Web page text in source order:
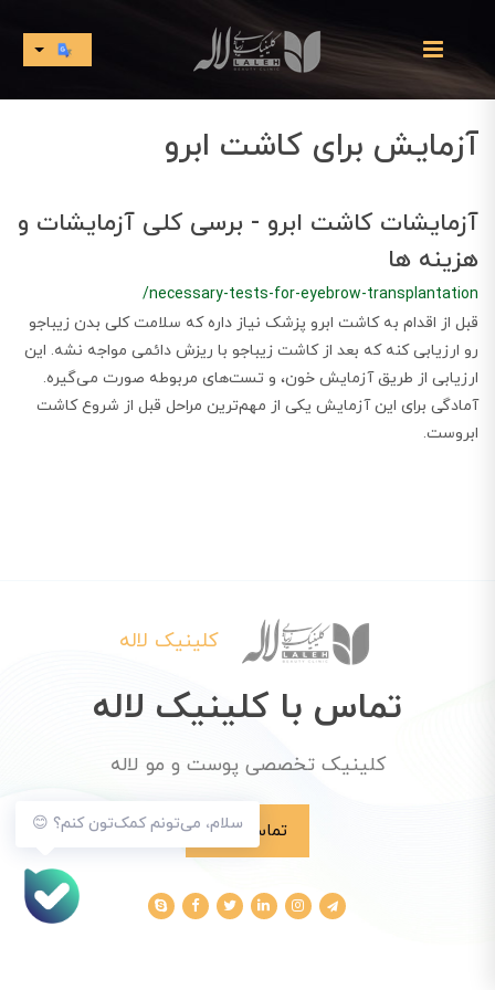
آزمایش برای کاشت ابرو
آزمایشات کاشت ابرو - برسی کلی آزمایشات و
هزینه ها
/necessary-tests-for-eyebrow-transplantation
قبل از اقدام به کاشت ابرو پزشک نیاز داره که سلامت کلی بدن زیباجو
رو ارزیابی کنه که بعد از کاشت زیباجو با ریزش دائمی مواجه نشه. این
ارزیابی از طریق آزمایش خون، و تست‌های مربوطه صورت می‌گیره.
آمادگی برای این آزمایش یکی از مهم‌ترین مراحل قبل از شروع کاشت
ابروست.
سلام، می‌تونم کمک‌تون کنم؟ 😊
کلینیک لاله
تماس با کلینیک لاله
کلینیک تخصصی پوست و مو لاله
تماس با ما